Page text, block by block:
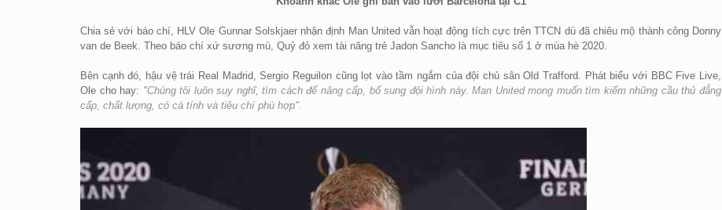
Chia sẻ với báo chí, HLV Ole Gunnar Solskjaer nhận định Man United vẫn hoạt động tích cực trên TTCN dù đã chiêu mộ thành công Donny
van de Beek. Theo báo chí xứ sương mù, Quỷ đỏ xem tài năng trẻ Jadon Sancho là mục tiêu số 1 ở mùa hè 2020.
Bên cạnh đó, hậu vệ trái Real Madrid, Sergio Reguilon cũng lọt vào tầm ngắm của đội chủ sân Old Trafford. Phát biểu với BBC Five Live,
Ole cho hay: "Chúng tôi luôn suy nghĩ, tìm cách để nâng cấp, bổ sung đội hình này. Man United mong muốn tìm kiếm những cầu thủ đẳng
cấp, chất lượng, có cá tính và tiêu chí phù hợp".